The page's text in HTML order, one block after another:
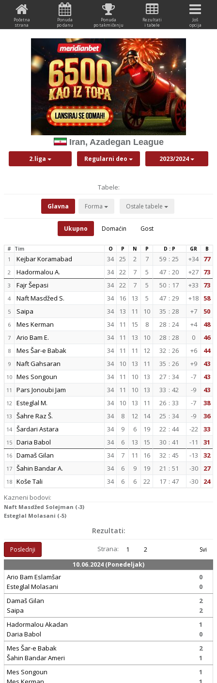
Početna
strana
Ponuda
po danu
Ponuda
po takmičenju
Rezultati
i tabele
Još
opcija
Iran, Azadegan League
2.liga Regularni deo 2023/2024
Tabele:
Glavna Forma Ostale tabele
Ukupno Domaćin Gost
# Tim O P N P D : P GR B
1 Kejbar Koramabad 34 25 2 7 59 : 25 +34 77
2 Hadormalou A. 34 22 7 5 47 : 20 +27 73
3 Fajr Šepasi 34 22 7 5 50 : 17 +33 73
4 Naft Masdžed S. 34 16 13 5 47 : 29 +18 58
5 Saipa 34 13 11 10 35 : 28 +7 50
6 Mes Kerman 34 11 15 8 28 : 24 +4 48
7 Ario Bam E. 34 11 13 10 28 : 28 0 46
8 Mes Šar-e Babak 34 11 11 12 32 : 26 +6 44
9 Naft Gahsaran 34 10 13 11 35 : 26 +9 43
10 Mes Songoun 34 11 10 13 27 : 34 -7 43
11 Pars Jonoubi Jam 34 11 10 13 33 : 42 -9 43
12 Esteglal M. 34 10 13 11 26 : 33 -7 38
13 Šahre Raz Š. 34 8 12 14 25 : 34 -9 36
14 Šardari Astara 34 9 6 19 22 : 44 -22 33
15 Daria Babol 34 6 13 15 30 : 41 -11 31
16 Damaš Gilan 34 7 11 16 32 : 45 -13 32
17 Šahin Bandar A. 34 6 9 19 21 : 51 -30 27
18 Koše Tali 34 6 6 22 17 : 47 -30
24
Kazneni bodovi:
Naft Masdžed Solejman (-3)
Esteglal Molasani (-5)
Rezultati:
Poslednji Strana: 1 2
Svi
10.06.2024 (Ponedeljak)
Ario Bam Eslamšar
Esteglal Molasani
0
0
Damaš Gilan
Saipa
2
2
Hadormalou Akadan
Daria Babol
1
0
Mes Šar-e Babak
Šahin Bandar Ameri
2
1
Mes Songoun
1